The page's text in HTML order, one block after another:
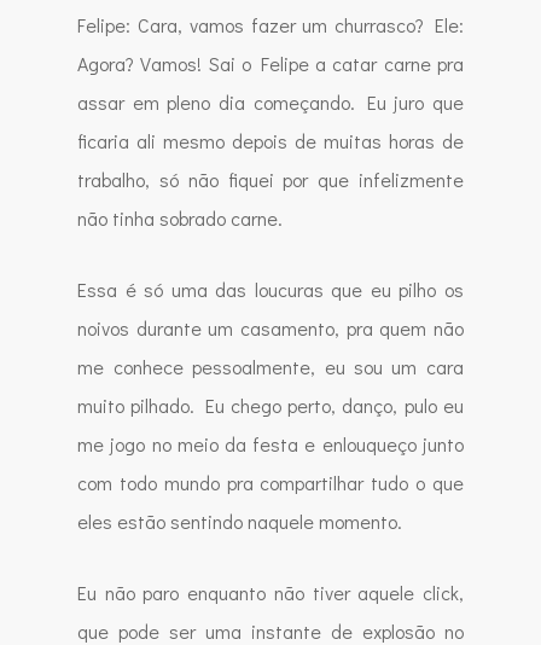
Felipe: Cara, vamos fazer um churrasco? Ele:
Agora? Vamos! Sai o Felipe a catar carne pra
assar em pleno dia começando. Eu juro que
ficaria ali mesmo depois de muitas horas de
trabalho, só não fiquei por que infelizmente
não tinha sobrado carne.
Essa é só uma das loucuras que eu pilho os
noivos durante um casamento, pra quem não
me conhece pessoalmente, eu sou um cara
muito pilhado. Eu chego perto, danço, pulo eu
me jogo no meio da festa e enlouqueço junto
com todo mundo pra compartilhar tudo o que
eles estão sentindo naquele momento.
Eu não paro enquanto não tiver aquele click,
que pode ser uma instante de explosão no